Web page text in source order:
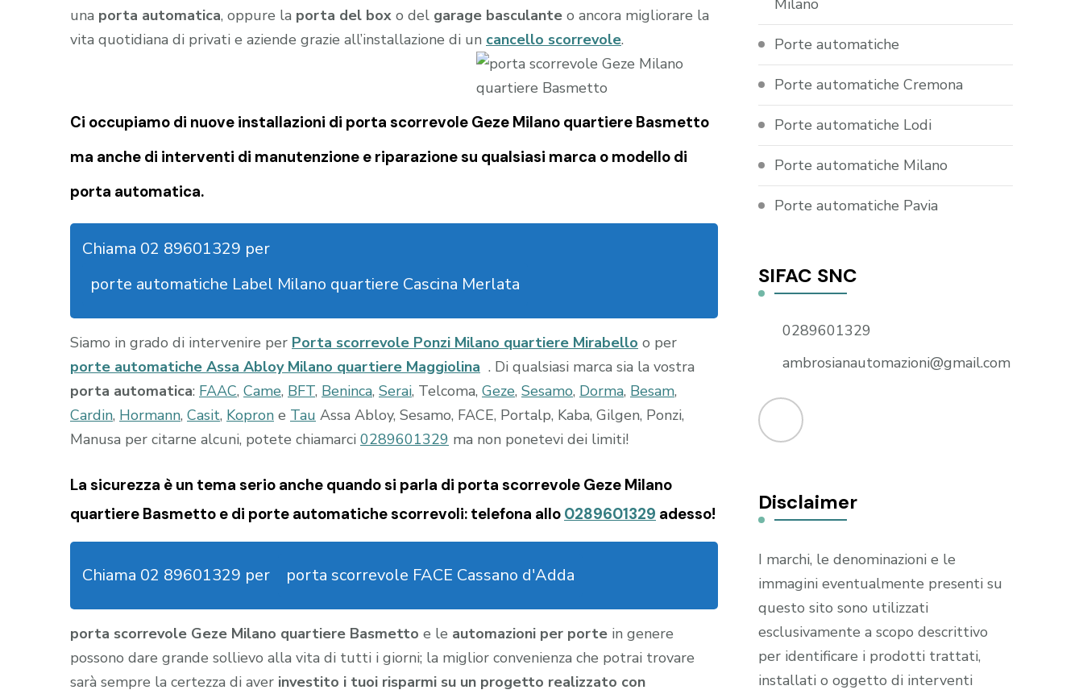
una porta automatica, oppure la porta del box o del garage basculante o ancora migliorare la
vita quotidiana di privati e aziende grazie all’installazione di un cancello scorrevole.
Ci occupiamo di nuove installazioni di porta scorrevole Geze Milano quartiere Basmetto
ma anche di interventi di manutenzione e riparazione su qualsiasi marca o modello di
porta automatica.
Chiama 02 89601329 per
porte automatiche Label Milano quartiere Cascina Merlata
Siamo in grado di intervenire per Porta scorrevole Ponzi Milano quartiere Mirabello o per
porte automatiche Assa Abloy Milano quartiere Maggiolina . Di qualsiasi marca sia la vostra
porta automatica: FAAC, Came, BFT, Beninca, Serai, Telcoma, Geze, Sesamo, Dorma, Besam,
Cardin, Hormann, Casit, Kopron e Tau Assa Abloy, Sesamo, FACE, Portalp, Kaba, Gilgen, Ponzi,
Manusa per citarne alcuni, potete chiamarci 0289601329 ma non ponetevi dei limiti!
La sicurezza è un tema serio anche quando si parla di porta scorrevole Geze Milano
quartiere Basmetto e di porte automatiche scorrevoli: telefona allo 0289601329 adesso!
Chiama 02 89601329 per porta scorrevole FACE Cassano d'Adda
porta scorrevole Geze Milano quartiere Basmetto e le automazioni per porte in genere
possono dare grande sollievo alla vita di tutti i giorni; la miglior convenienza che potrai trovare
sarà sempre la certezza di aver investito i tuoi risparmi su un progetto realizzato con
Milano
Porte automatiche
Porte automatiche Cremona
Porte automatiche Lodi
Porte automatiche Milano
Porte automatiche Pavia
SIFAC SNC
0289601329
ambrosianautomazioni@gmail.com
Disclaimer
I marchi, le denominazioni e le
immagini eventualmente presenti su
questo sito sono utilizzati
esclusivamente a scopo descrittivo
per identificare i prodotti trattati,
installati o oggetto di interventi